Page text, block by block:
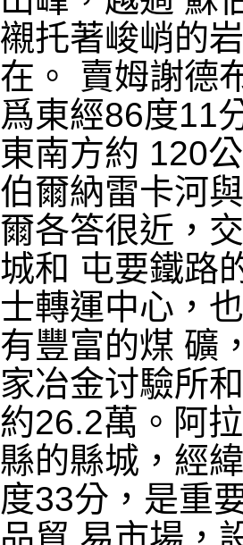
襯托著峻峭的
在。 賣姆謝德
爲東經86度11
東南方約 120
伯爾納雷卡河
爾各答很近，
城和 屯要鐵路
士轉運中心，
有豐富的煤 礦
家冶金讨驗所
約26.2萬。阿
縣的縣城，經
度33分，是重
品貿 易市場，